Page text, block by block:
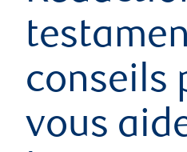
conseils
vous